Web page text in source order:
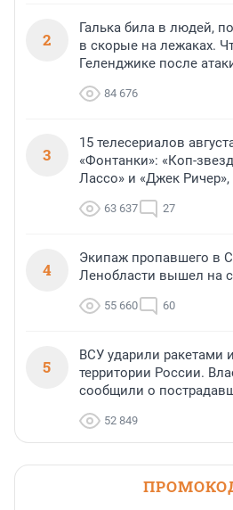
2
Галька била в людей,
в скорые на лежаках.
Геленджике после
84 676
3
15 телесериалов
«Фонтанки»: «Коп-
Лассо» и «Джек
63 637 27
4
Экипаж пропавшего в
Ленобласти вышел на
55 660 60
5
ВСУ ударили ракетами
территории России.
сообщили о
52 849